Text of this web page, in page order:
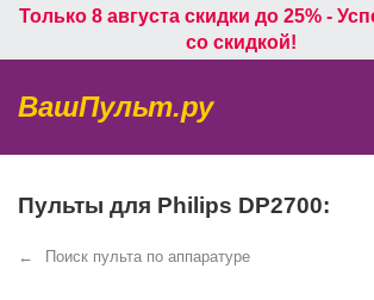
Только 8 августа скидки до 25% -
со скидкой!
ВашПульт.ру
Пульты для Philips DP2700:
Поиск пульта по аппаратуре